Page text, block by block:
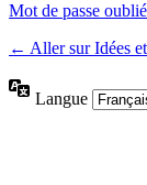
Mot de passe
← Aller sur Idées
Langue